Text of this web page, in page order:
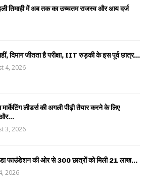
तिमाही में अब तक का उच्चतम राजस्व और आय दर्ज
दिमाग जीतता है परीक्षा, IIT रुड़की के इस पूर्व छात्र...
4, 2026
लीडर्स की अगली पीढ़ी तैयार करने के लिए
3, 2026
फाउंडेशन की ओर से 300 छात्रों को मिली 21 लाख...
2026